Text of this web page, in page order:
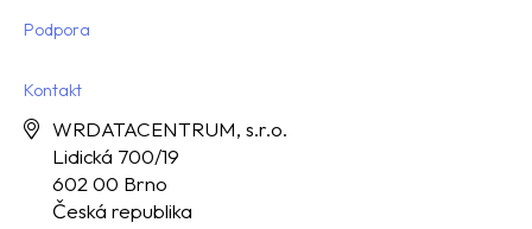
Podpora
Kontakt
WRDATACENTRUM, s.r.o.
Lidická 700/19
602 00 Brno
Česká republika